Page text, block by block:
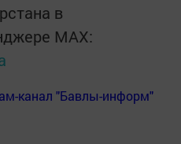
в
MАХ:
канал "Бавлы-информ"